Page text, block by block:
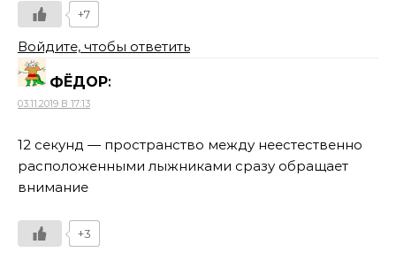
+7
Войдите, чтобы ответить
ФЁДОР:
03.11.2019 В 17:13
12 секунд — пространство между неестественно
расположенными лыжниками сразу обращает
внимание
+3